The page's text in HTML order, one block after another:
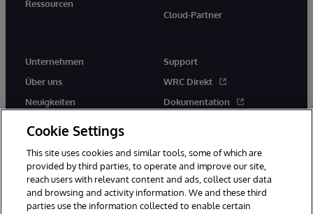
Ressourcen
Cloud-Partner
Unternehmen
Über uns
Neuigkeiten
Support
WRC Direkt
Dokumentation
Cookie Settings
This site uses cookies and similar tools, some of which are
provided by third parties, to operate and improve our site,
reach users with relevant content and ads, collect user data
and browsing and activity information. We and these third
parties use the information collected to enable certain